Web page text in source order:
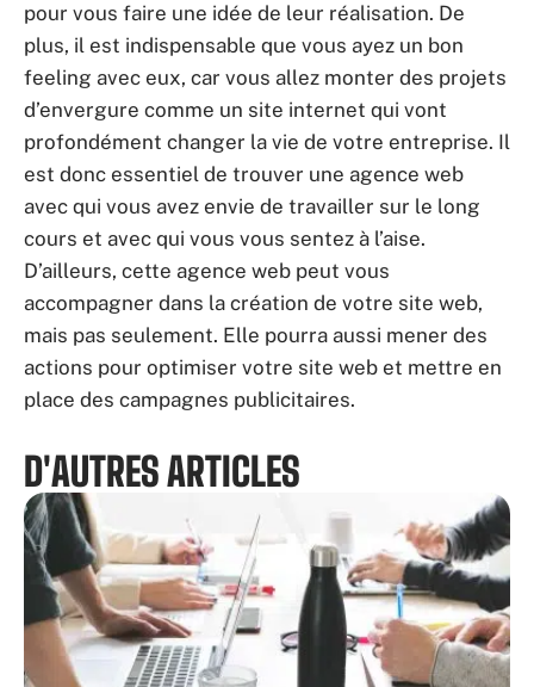
pour vous faire une idée de leur réalisation. De
plus, il est indispensable que vous ayez un bon
feeling avec eux, car vous allez monter des projets
d’envergure comme un site internet qui vont
profondément changer la vie de votre entreprise. Il
est donc essentiel de trouver une agence web
avec qui vous avez envie de travailler sur le long
cours et avec qui vous vous sentez à l’aise.
D’ailleurs, cette agence web peut vous
accompagner dans la création de votre site web,
mais pas seulement. Elle pourra aussi mener des
actions pour optimiser votre site web et mettre en
place des campagnes publicitaires.
D'AUTRES ARTICLES